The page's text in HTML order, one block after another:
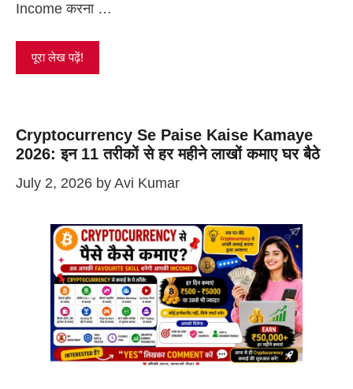
Income करना …
पूरा लेख पढ़ें!
Cryptocurrency Se Paise Kaise Kamaye
2026: इन 11 तरीकों से हर महीने लाखों कमाए घर बैठे
July 2, 2026 by Avi Kumar